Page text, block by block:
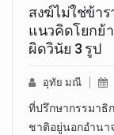
สงฆ์ไม่ใช่ข้า
แนวคิดโยกย้
ผิดวินัย 3 รูป
อุทัย มณี
ที่ปรึกษากรรมาธิ
ชาติอยู่นอกอำนา